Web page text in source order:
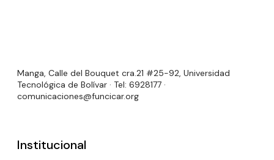
Manga, Calle del Bouquet cra.21 #25-92, Universidad
Tecnológica de Bolívar · Tel: 6928177 ·
comunicaciones@funcicar.org
Institucional